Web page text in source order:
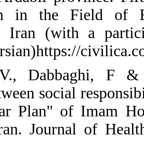
New
Psychology
Tehran. .(In
32. Seififar,
Correlation
in "Salamat
Center in